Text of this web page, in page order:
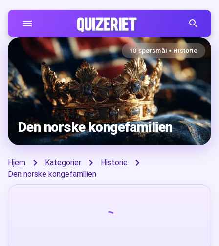
10 spørsmål • Historie
Den norske kongefamilien
Hjem Kategorier
Historie
Den norske kongefamilien